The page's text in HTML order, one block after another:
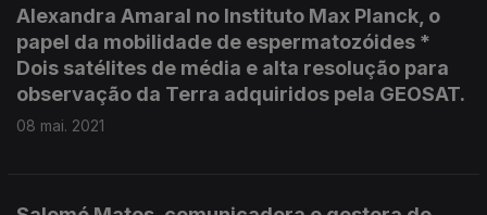
Alexandra Amaral no Instituto Max Planck, o
papel da mobilidade de espermatozóides *
Dois satélites de média e alta resolução para
observação da Terra adquiridos pela GEOSAT.
08 mai. 2021